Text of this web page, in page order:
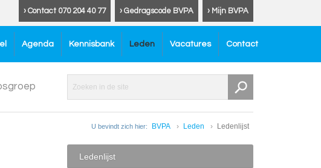
› Mijn BVPA
› Gedragscode BVPA
› Contact 070 204 40 77
Agenda Kennisbank Leden Vacatures Contact
U bevindt zich hier: BVPA Leden Ledenlijst
Ledenlijst